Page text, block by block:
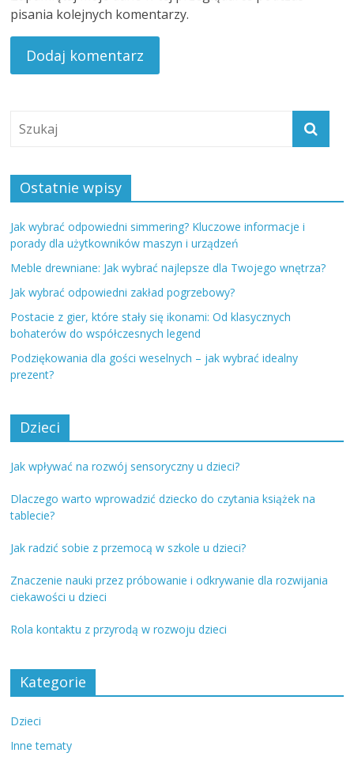
pisania kolejnych komentarzy.
Ostatnie wpisy
Jak wybrać odpowiedni simmering? Kluczowe informacje i
porady dla użytkowników maszyn i urządzeń
Meble drewniane: Jak wybrać najlepsze dla Twojego wnętrza?
Jak wybrać odpowiedni zakład pogrzebowy?
Postacie z gier, które stały się ikonami: Od klasycznych
bohaterów do współczesnych legend
Podziękowania dla gości weselnych – jak wybrać idealny
prezent?
Dzieci
Jak wpływać na rozwój sensoryczny u dzieci?
Dlaczego warto wprowadzić dziecko do czytania książek na
tablecie?
Jak radzić sobie z przemocą w szkole u dzieci?
Znaczenie nauki przez próbowanie i odkrywanie dla rozwijania
ciekawości u dzieci
Rola kontaktu z przyrodą w rozwoju dzieci
Kategorie
Dzieci
Inne tematy